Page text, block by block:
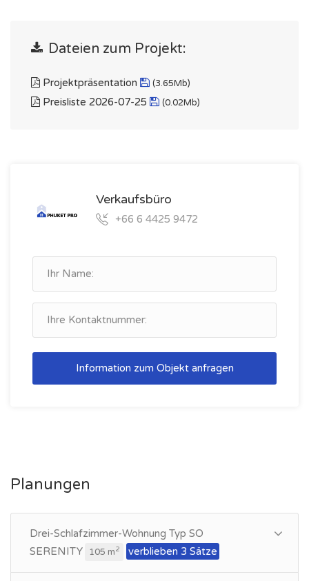
Dateien zum Projekt:
Projektpräsentation (3.65Mb)
Preisliste 2026-07-25 (0.02Mb)
Verkaufsbüro
+66 6 4425 9472
Information zum Objekt anfragen
Planungen
Drei-Schlafzimmer-Wohnung Typ SO
SERENITY
105 m2 verblieben 3 Sätze